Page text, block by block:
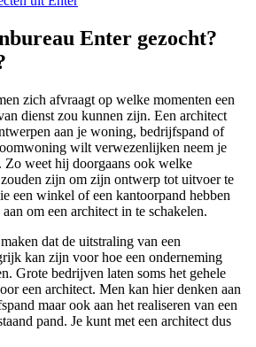
Enter gezocht?
zich afvraagt op welke momenten een
dienst zou kunnen zijn. Een architect
aan je woning, bedrijfspand of
wilt verwezenlijken neem je
Zo weet hij doorgaans ook welke
zijn om zijn ontwerp tot uitvoer te
een winkel of een kantoorpand hebben
om een architect in te schakelen.
dat de uitstraling van een
kan zijn voor hoe een onderneming
Grote bedrijven laten soms het gehele
een architect. Men kan hier denken aan
maar ook aan het realiseren van een
pand. Je kunt met een architect dus